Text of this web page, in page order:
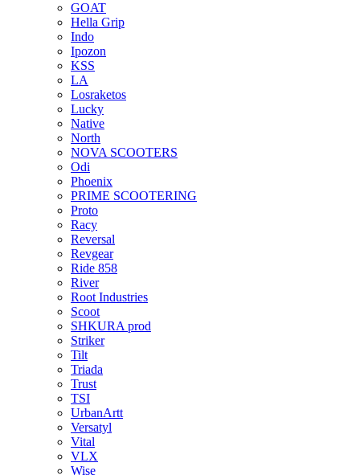
GOAT
Hella Grip
Indo
Ipozon
KSS
LA
Losraketos
Lucky
Native
North
NOVA SCOOTERS
Odi
Phoenix
PRIME SCOOTERING
Proto
Racy
Reversal
Revgear
Ride 858
River
Root Industries
Scoot
SHKURA рrоd
Striker
Tilt
Triada
Trust
TSI
UrbanArtt
Versatyl
Vital
VLX
Wise